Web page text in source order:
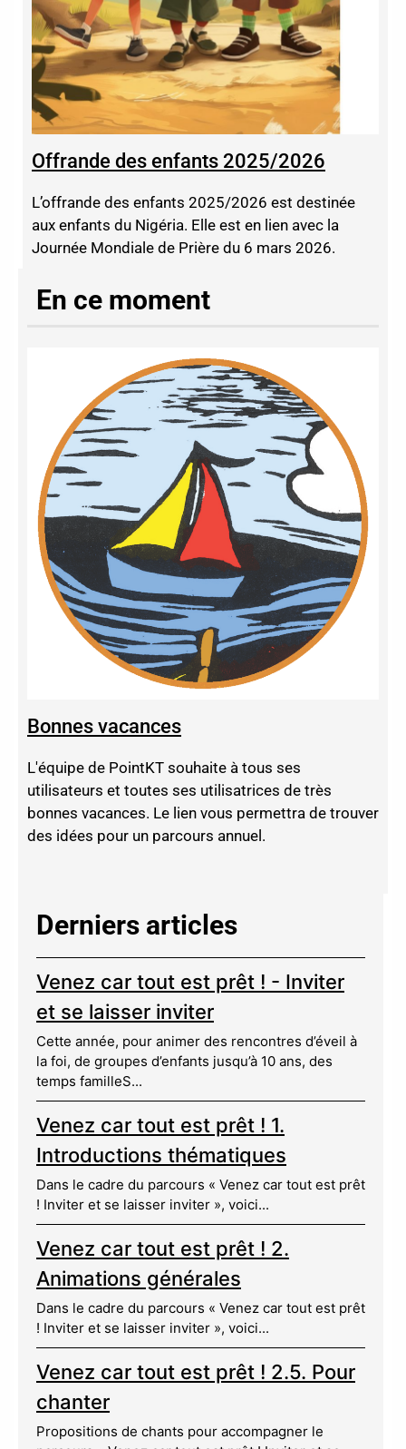
Offrande des enfants 2025/2026
L’offrande des enfants 2025/2026 est destinée
aux enfants du Nigéria. Elle est en lien avec la
Journée Mondiale de Prière du 6 mars 2026.
En ce moment
Bonnes vacances
L'équipe de PointKT souhaite à tous ses
utilisateurs et toutes ses utilisatrices de très
bonnes vacances. Le lien vous permettra de trouver
des idées pour un parcours annuel.
Derniers articles
Venez car tout est prêt ! - Inviter
et se laisser inviter
Cette année, pour animer des rencontres d’éveil à
la foi, de groupes d’enfants jusqu’à 10 ans, des
temps familleS...
Venez car tout est prêt ! 1.
Introductions thématiques
Dans le cadre du parcours « Venez car tout est prêt
! Inviter et se laisser inviter », voici...
Venez car tout est prêt ! 2.
Animations générales
Dans le cadre du parcours « Venez car tout est prêt
! Inviter et se laisser inviter », voici...
Venez car tout est prêt ! 2.5. Pour
chanter
Propositions de chants pour accompagner le